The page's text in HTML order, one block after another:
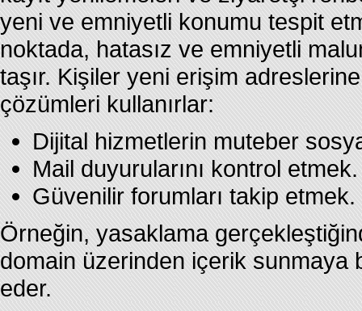
yeni ve emniyetli konumu tespit
noktada, hatasız ve emniyetli
taşır. Kişiler yeni erişim
çözümleri kullanırlar:
Dijital hizmetlerin muteber
Mail duyurularını kontrol etmek.
Güvenilir forumları takip etmek.
Örneğin, yasaklama
domain üzerinden içerik
eder.